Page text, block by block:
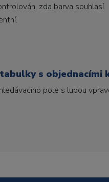
zda barva souhlasí.
s objednacími
pole s lupou